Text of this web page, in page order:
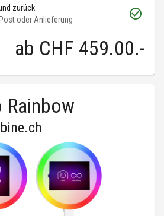
zurück
oder Anlieferung
ab CHF 459.00.-
Rainbow